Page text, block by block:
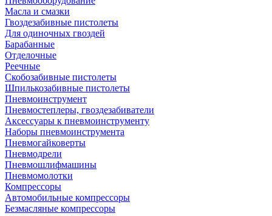
Масла и смазки
Гвоздезабивные пистолеты
Для одиночных гвоздей
Барабанные
Отделочные
Реечные
Скобозабивные пистолеты
Шпилькозабивные пистолеты
Пневмоинструмент
Пневмостеплеры, гвоздезабиватели
Аксессуары к пневмоинструменту
Наборы пневмоинструмента
Пневмогайковерты
Пневмодрели
Пневмошлифмашины
Пневмомолотки
Компрессоры
Автомобильные компрессоры
Безмасляные компрессоры